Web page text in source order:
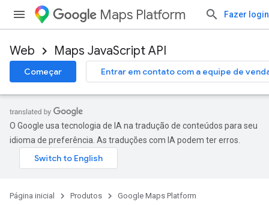
Maps Platform Fazer login
Web Maps JavaScript API
Começar Entrar em contato com a equipe de
O Google usa tecnologia de IA na tradução de conteúdos para seu
idioma de preferência. As traduções com IA podem ter erros.
Página inicial Produtos
Google Maps Platform